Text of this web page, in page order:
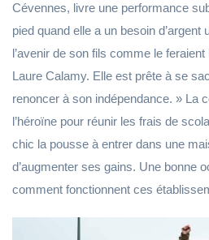
Cévennes, livre une performance
pied quand elle a un besoin d’argent
l’avenir de son fils comme le
Laure Calamy. Elle est prête à se
renoncer à son indépendance. » La
l’héroïne pour réunir les frais de
chic la pousse à entrer dans une
d’augmenter ses gains. Une bonne
comment fonctionnent ces